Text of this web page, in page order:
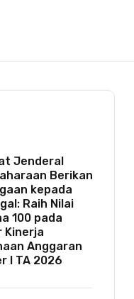
Jenderal
Berikan
kepada
Raih Nilai
100 pada
Kinerja
Anggaran
I TA 2026